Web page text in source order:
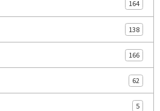
164
138
166
62
5